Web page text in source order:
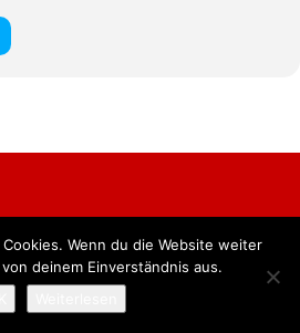
BKB Verlag GmbH
Wenn du die Website weiter
deinem Einverständnis aus.